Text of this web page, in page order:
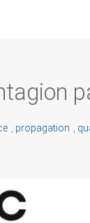
propagation